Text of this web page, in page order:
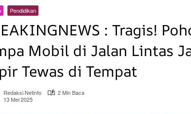
Pendidikan
: Tragis!
Mobil di Jalan Lintas
Tewas di Tempat
Redaksi.netinfo
2 Min Baca
13 Mei 2025